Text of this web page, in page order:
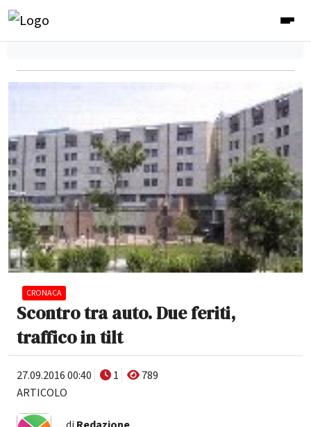
CRONACA
Scontro tra auto. Due feriti,
traffico in tilt
27.09.2016 00:40 1
789
ARTICOLO